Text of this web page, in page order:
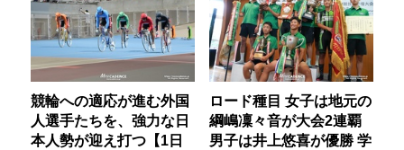
競輪への適応が進む外国
人選手たちを、強力な日
本人勢が迎え打つ【1日
ロード種目 女子は地元の
綱嶋凜々音が大会2連覇
男子は井上悠喜が優勝 学